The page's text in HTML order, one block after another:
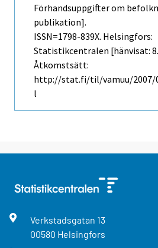
Förhandsuppgifter om
publikation].
ISSN=1798-839X. Helsingfors:
Statistikcentralen [hänvisat:
Åtkomstsätt:
http://stat.fi/til/vamuu/2007/
l
Verkstadsgatan 13
00580 Helsingfors